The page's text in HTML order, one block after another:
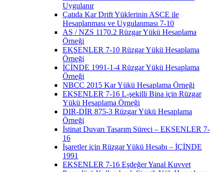
Uygulanır
Çatıda Kar Drift Yüklerinin ASCE ile
Hesaplanması ve Uygulanması 7-10
AS / NZS 1170.2 Rüzgar Yükü Hesaplama
Örneği
EKSENLER 7-10 Rüzgar Yükü Hesaplama
Örneği
İÇİNDE 1991-1-4 Rüzgar Yükü Hesaplama
Örneği
NBCC 2015 Kar Yükü Hesaplama Örneği
EKSENLER 7-16 L-şekilli Bina için Rüzgar
Yükü Hesaplama Örneği
DIR-DİR 875-3 Rüzgar Yükü Hesaplama
Örneği
İstinat Duvarı Tasarım Süreci – EKSENLER 7-
16
İşaretler için Rüzgar Yükü Hesabı – İÇİNDE
1991
EKSENLER 7-16 Eşdeğer Yanal Kuvvet